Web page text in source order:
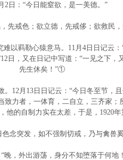
日： “今日能窒欲，是一美德。”
先戒色；欲立德，先戒侈；欲救民
以羁勒心猿意马。11月4日日记云：
日，又在日记中写道：“一见之下
先生休矣！”①
12月13日日记云： “今日冬至节，
力者，一体育，二自立，三齐家
的自制力实在太差，于是，1920
色念突发，如不强制切戒，乃与禽兽
“晚，外出游荡，身分不知堕落于何地